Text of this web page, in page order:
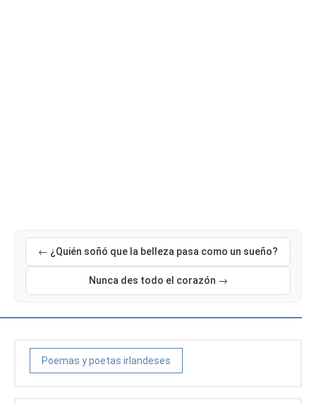
← ¿Quién soñó que la belleza pasa como un sueño?
Nunca des todo el corazón →
Poemas y poetas irlandeses